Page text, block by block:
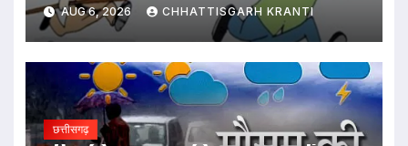
ग्यारह
AUG 6, 2026 CHHATTISGARH KRANTI
छत्तीसगढ़